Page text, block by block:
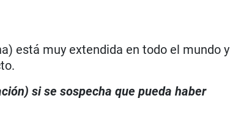
está muy extendida en todo el mundo y
si se sospecha que pueda haber